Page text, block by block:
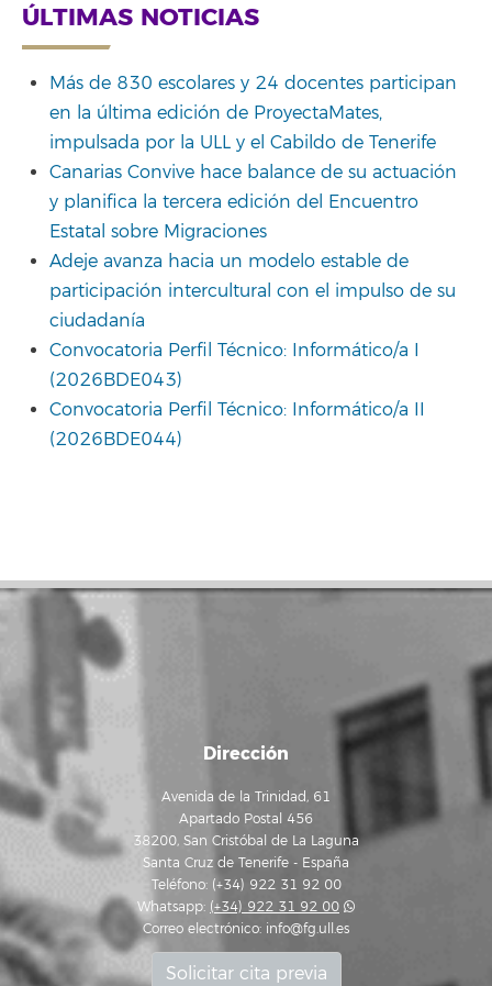
ÚLTIMAS NOTICIAS
Más de 830 escolares y 24 docentes participan
en la última edición de ProyectaMates,
impulsada por la ULL y el Cabildo de Tenerife
Canarias Convive hace balance de su actuación
y planifica la tercera edición del Encuentro
Estatal sobre Migraciones
Adeje avanza hacia un modelo estable de
participación intercultural con el impulso de su
ciudadanía
Convocatoria Perfil Técnico: Informático/a I
(2026BDE043)
Convocatoria Perfil Técnico: Informático/a II
(2026BDE044)
Dirección
Avenida de la Trinidad, 61
Apartado Postal 456
38200, San Cristóbal de La Laguna
Santa Cruz de Tenerife - España
Teléfono: (+34) 922 31 92 00
Whatsapp: (+34) 922 31 92 00
Correo electrónico: info@fg.ull.es
Solicitar cita previa